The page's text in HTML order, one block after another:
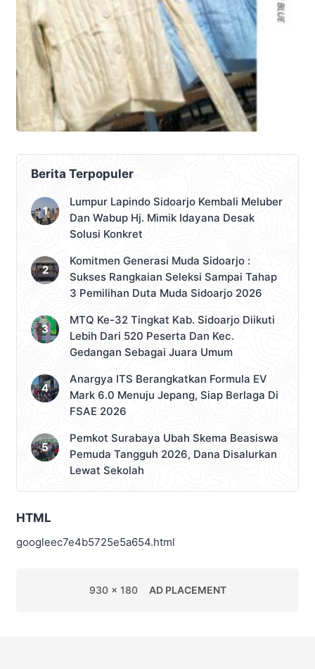
Berita Terpopuler
Lumpur Lapindo Sidoarjo Kembali Meluber
Dan Wabup Hj. Mimik Idayana Desak
Solusi Konkret
Komitmen Generasi Muda Sidoarjo :
Sukses Rangkaian Seleksi Sampai Tahap
3 Pemilihan Duta Muda Sidoarjo 2026
MTQ Ke-32 Tingkat Kab. Sidoarjo Diikuti
Lebih Dari 520 Peserta Dan Kec.
Gedangan Sebagai Juara Umum
Anargya ITS Berangkatkan Formula EV
Mark 6.0 Menuju Jepang, Siap Berlaga Di
FSAE 2026
Pemkot Surabaya Ubah Skema Beasiswa
Pemuda Tangguh 2026, Dana Disalurkan
Lewat Sekolah
HTML
googleec7e4b5725e5a654.html
930 x 180 AD PLACEMENT